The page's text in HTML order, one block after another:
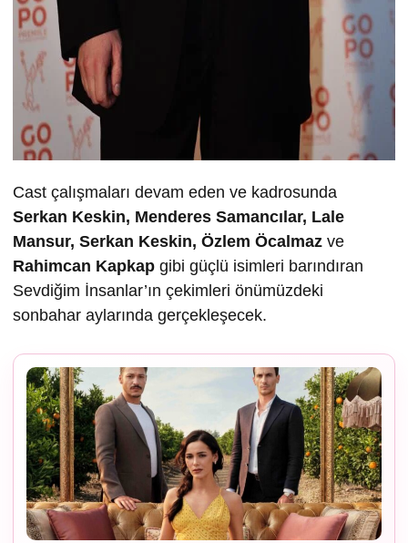
Cast çalışmaları devam eden ve kadrosunda
Serkan Keskin, Menderes Samancılar, Lale
Mansur, Serkan Keskin, Özlem Öcalmaz ve
Rahimcan Kapkap gibi güçlü isimleri barındıran
Sevdiğim İnsanlar’ın çekimleri önümüzdeki
sonbahar aylarında gerçekleşecek.